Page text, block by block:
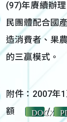
(97)年賡續辦
民團體配合國
造消費者、果
的三贏模式。
附件：2007年
額
DOCX
/